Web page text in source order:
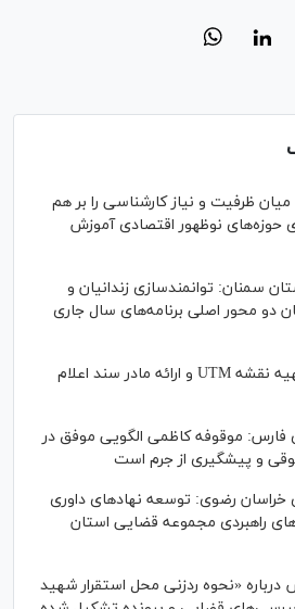
ظرفیت و نیاز کارشناسی را بر هم
حوزه‌های نوظهور اقتصادی آموزش
سمنان: توانمندسازی زندانیان و
دو محور اصلی برنامه‌های سال جاری
جزئیات ثبت ادعا، تهیه نقشه UTM و ارائه مادر سند اعلام
موقوفه کاظمی الگویی موفق در
و پیشگیری از جرم است
رضوی: توسعه نهاد‌های داوری
راهبردی مجموعه قضایی استان
درباره «نحوه ردزنی محل استقرار شهید